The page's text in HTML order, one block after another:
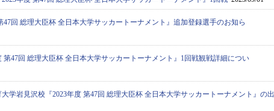
47回 総理大臣杯 全日本大学サッカートーナメント』追加登録選手のお知ら
第47回 総理大臣杯 全日本大学サッカートーナメント』1回戦観戦詳細につい
学岩見沢校『2023年度 第47回 総理大臣杯 全日本大学サッカートーナメント』の出